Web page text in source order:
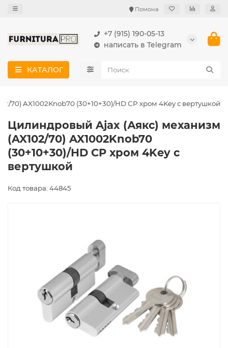
Помона
+7 (915) 190-05-13
написать в Telegram
КАТАЛОГ
70) AX1002Knob70 (30+10+30)/HD CP хром 4Key с вертушкой
Цилиндровый Ajax (Аякс) механизм
(AX102/70) AX1002Knob70
(30+10+30)/HD CP хром 4Key с
вертушкой
Код товара: 44845